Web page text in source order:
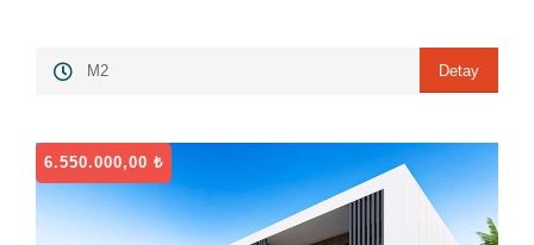
M2 Detay
6.550.000,00 ₺